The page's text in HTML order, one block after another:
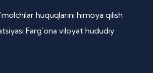
huquqlarini himoya qilish
Farg`ona viloyat hududiy